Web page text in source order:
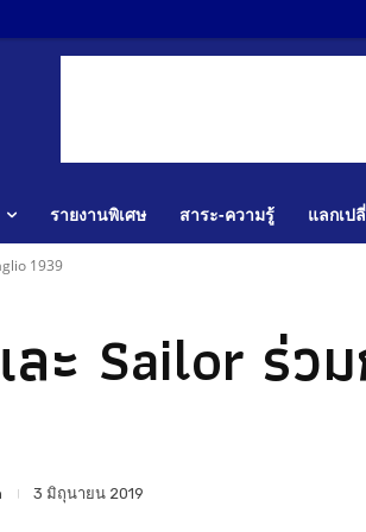
รายงานพิเศษ สาระ-ความรู้ แลกเป
1939
ะ Sailor ร่ว
3 มิถุนายน 2019